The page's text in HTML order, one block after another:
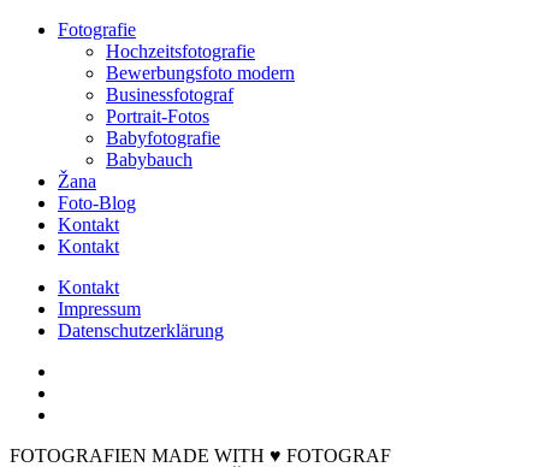
Close
Fotografie
Hochzeitsfotografie
Bewerbungsfoto modern
Businessfotograf
Portrait-Fotos
Babyfotografie
Babybauch
Žana
Foto-Blog
Kontakt
Kontakt
Kontakt
Impressum
Datenschutzerklärung
FOTOGRAFIEN MADE WITH ♥ FOTOGRAF